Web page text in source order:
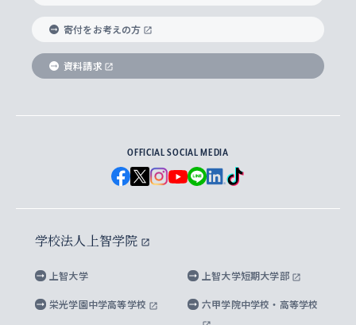
理工学部
Futures） – 持続可能な未来を考える６学科連携
実践宗教学研究科
総合人間科学研究科
経済学研究科
グローバル・スタディーズ研究科
アジア文化研究所
アメリカ・カナダ研究所
メディア・ジャーナリズム研究所
水稀少社会研究センター
先進機械・構造材料イノベーションセンター
就職（内定先）・進路統計
企業の採用ご担当者様へのご案内
Sophia Short-term Program受講生
学費・奨学金
学部入学前に出願する奨学金
国による高等教育の修学支援新制度
大学院生対象の奨学金
海外留学する際の費用と奨学金
上智大学とカトリック
国連Weeks・アフリカWeeks
ダイバーシティ＆サステナビリティへの取り組み
数字で見る上智大学
上智大学のネットワーク
父母・保証人とのネットワーク
学外とのネットワーク
上智大学の出版物
上智大学大学案内・大学院案内
英文広報誌 SOPHIA magazine
上智大学のビジュアル・アイデンティティ
上智大学ビジュアル・アイデンティティ
上智大学校歌 ・上智大学学生歌
上智大学への取材・キャンパスでの撮影について
上智大学の公開情報
上智大学の教育研究活動等の情報公表
キャンパス案内
寄付をお考えの方
資料請求
OFFICIAL SOCIAL MEDIA
学校法人上智学院
上智大学 上智大学短期大学部
栄光学園中学高等学校 六甲学院中学校・高等学校